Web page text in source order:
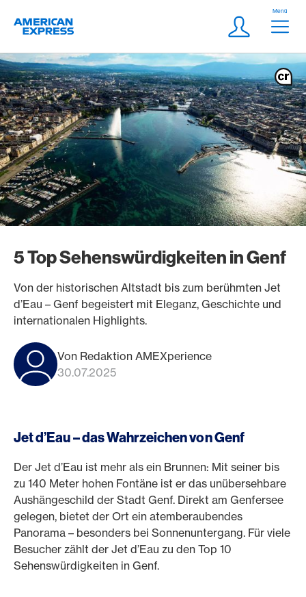
Logo
Meta
Login
Menü
5 Top Sehenswürdigkeiten in Genf
Von der historischen Altstadt bis zum berühmten Jet
d’Eau – Genf begeistert mit Eleganz, Geschichte und
internationalen Highlights.
Von Redaktion AMEXperience
30.07.2025
Jet d’Eau – das Wahrzeichen von Genf
Der Jet d’Eau ist mehr als ein Brunnen: Mit seiner bis
zu 140 Meter hohen Fontäne ist er das unübersehbare
Aushängeschild der Stadt Genf. Direkt am Genfersee
gelegen, bietet der Ort ein atemberaubendes
Panorama – besonders bei Sonnenuntergang. Für viele
Besucher zählt der Jet d’Eau zu den Top 10
Sehenswürdigkeiten in Genf.